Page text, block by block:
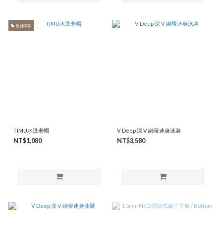
會員獨享
TIMU水洗老帽
NT$1,080
V Deep 深 V 綁帶連身泳裝
NT$3,580